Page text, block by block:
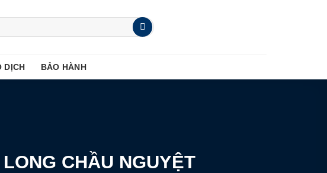
DỊCH BẢO HÀNH
CHẦU NGUYỆT